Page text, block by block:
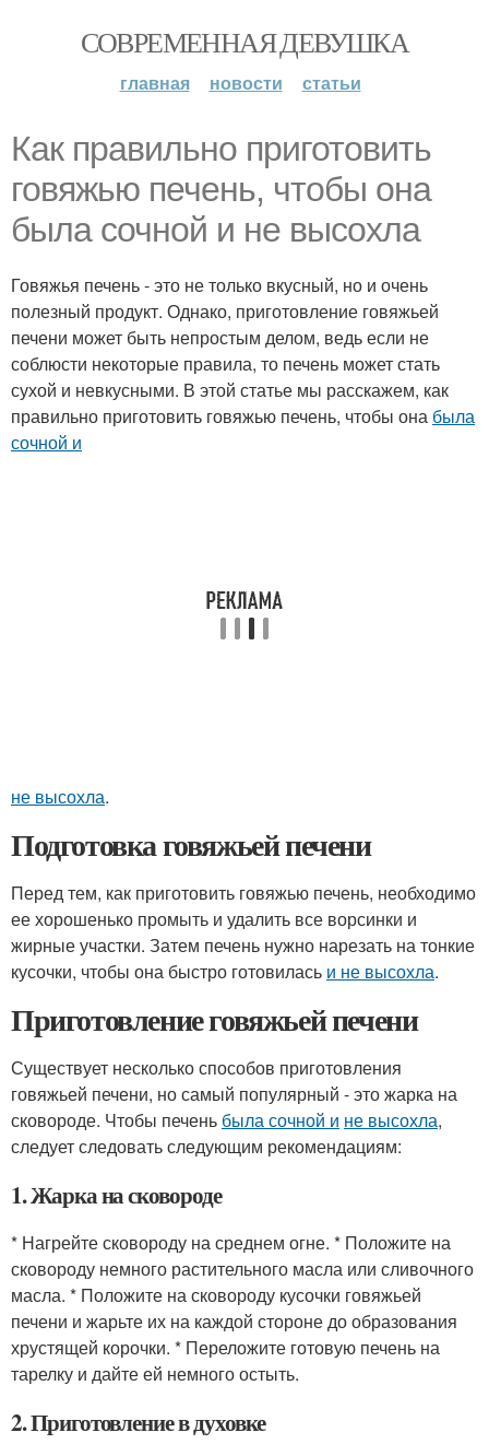
СОВРЕМЕННАЯ ДЕВУШКА
главная новости статьи
Как правильно приготовить
говяжью печень, чтобы она
была сочной и не высохла
Говяжья печень - это не только вкусный, но и очень
полезный продукт. Однако, приготовление говяжьей
печени может быть непростым делом, ведь если не
соблюсти некоторые правила, то печень может стать
сухой и невкусными. В этой статье мы расскажем, как
правильно приготовить говяжью печень, чтобы она была
сочной и
не высохла.
Подготовка говяжьей печени
Перед тем, как приготовить говяжью печень, необходимо
ее хорошенько промыть и удалить все ворсинки и
жирные участки. Затем печень нужно нарезать на тонкие
кусочки, чтобы она быстро готовилась и не высохла.
Приготовление говяжьей печени
Существует несколько способов приготовления
говяжьей печени, но самый популярный - это жарка на
сковороде. Чтобы печень была сочной и не высохла,
следует следовать следующим рекомендациям:
1. Жарка на сковороде
* Нагрейте сковороду на среднем огне. * Положите на
сковороду немного растительного масла или сливочного
масла. * Положите на сковороду кусочки говяжьей
печени и жарьте их на каждой стороне до образования
хрустящей корочки. * Переложите готовую печень на
тарелку и дайте ей немного остыть.
2. Приготовление в духовке